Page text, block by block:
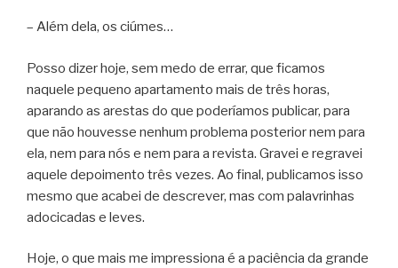
– Além dela, os ciúmes…
Posso dizer hoje, sem medo de errar, que ficamos
naquele pequeno apartamento mais de três horas,
aparando as arestas do que poderíamos publicar, para
que não houvesse nenhum problema posterior nem para
ela, nem para nós e nem para a revista. Gravei e regravei
aquele depoimento três vezes. Ao final, publicamos isso
mesmo que acabei de descrever, mas com palavrinhas
adocicadas e leves.
Hoje, o que mais me impressiona é a paciência da grande